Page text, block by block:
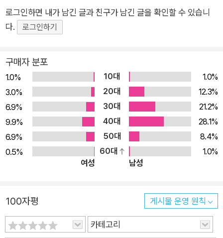
생각한다. 바둑을 시작하기 일주일 전만 해도 컴퓨터가 어떻게 사람
을 이길 수 없을 것이라고 생각한 사람들이 대부분일 것이다. 하지만
이러한 생각은 이젠 잘못되었다라는 것을 명백히 입증한 것이 이번
수학과 컴퓨터 프로그램이 어느 정도 역할을 했다는 데는 이견을 갖
는 사람은 없을 것이다.
이처럼 프로그램을 통해 무언가를 만들고자 하는 사람에게 있어 수학
은 매우 중요한 학문이다. 수학적 사고가 없이는 좋은 프로그램을 만
들 수 없기 때문이다. 또한 수학적 이론을 잘 알고 있는 사람에게 있어
프로그램은 매우 중요한 기술이다. 특히 데이터를 분석하고 알고리즘
을 개발하는 경우, 이를 프로그램으로 효율적으로 구현하는 능력이
떨어진다면 본인조차도 상당히 답답할 것이다. 따라서 수학과 프로그
기회가 그리 많지 않은 점이 아쉽다.
아마도 경험해보았겠지만 수학적 이론을 프로그램으로 구현해보고
컴퓨터상에서 시뮬레이션해보는 경험은 참 재미있는 일이다. 아마도
알아내는 프로그램도 만들어 볼 수 있다. ★ 이 책에서 다루는 내
용 ★ ■ 통계로 데이터를 설명하고 그래프, 막대 그래프, 산점도
대한 프로그램으로 살펴보는 집합 이론과 확률 ■ 파이썬 기호 수
학 함수를 이용한 대수학 문제 풀이 ■ 기하학적 형상을 그려보
고, 반즐리 펀(Barnsley fern), 시어핀스키(Sierpinski) 삼각형,
만델브로집합과 같은 다양한 프랙털 제작 ■ 미분과 적분함수 계
산 프로그램을 작성 ★ 이 책의 대상 독자 ★ 프로그래밍을 배우
는 사람이라면 이 책에서 컴퓨터로 문제를 해결하기 위한 설명하
는 방법을 좋아하게 될 것이다. 이와 같은 방법으로 여러분이 학
습자를 가르친다면 이 책은 때로는 추상적인 컴퓨터 과학을 뛰어
썬 프로그래밍의 기초를 알고 있다고 가정한다. 구체적으로 함수
와 함수 인자, 파이썬 클래스와 클래스 객체, 루프의 개념을 이해
하고 있다고 가정한다. 부록 B는 프로그램에서 이용한 다른 파이
로그인하면 내가 남긴 글과 친구가 남긴 글을 확인할 수 있습니
다.
로그인하기
구매자 분포
1.0% 10대
1.0%
3.0%
20대
12.3%
6.9%
30대
21.2%
9.9%
40대
28.1%
6.9%
50대
8.4%
0.5%
60대
1.0%
여성
남성
100자평 게시물 운영 원칙
카테고리